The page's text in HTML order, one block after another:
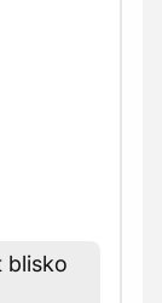
blisko